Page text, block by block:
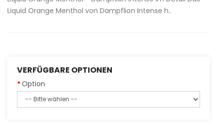
Liquid Orange Menthol von Dampflion Intense h..
VERFÜGBARE OPTIONEN
Option